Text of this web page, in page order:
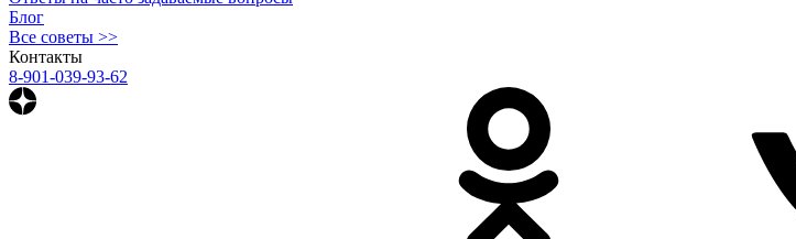
Блог
Все советы >>
Контакты
8-901-039-93-62